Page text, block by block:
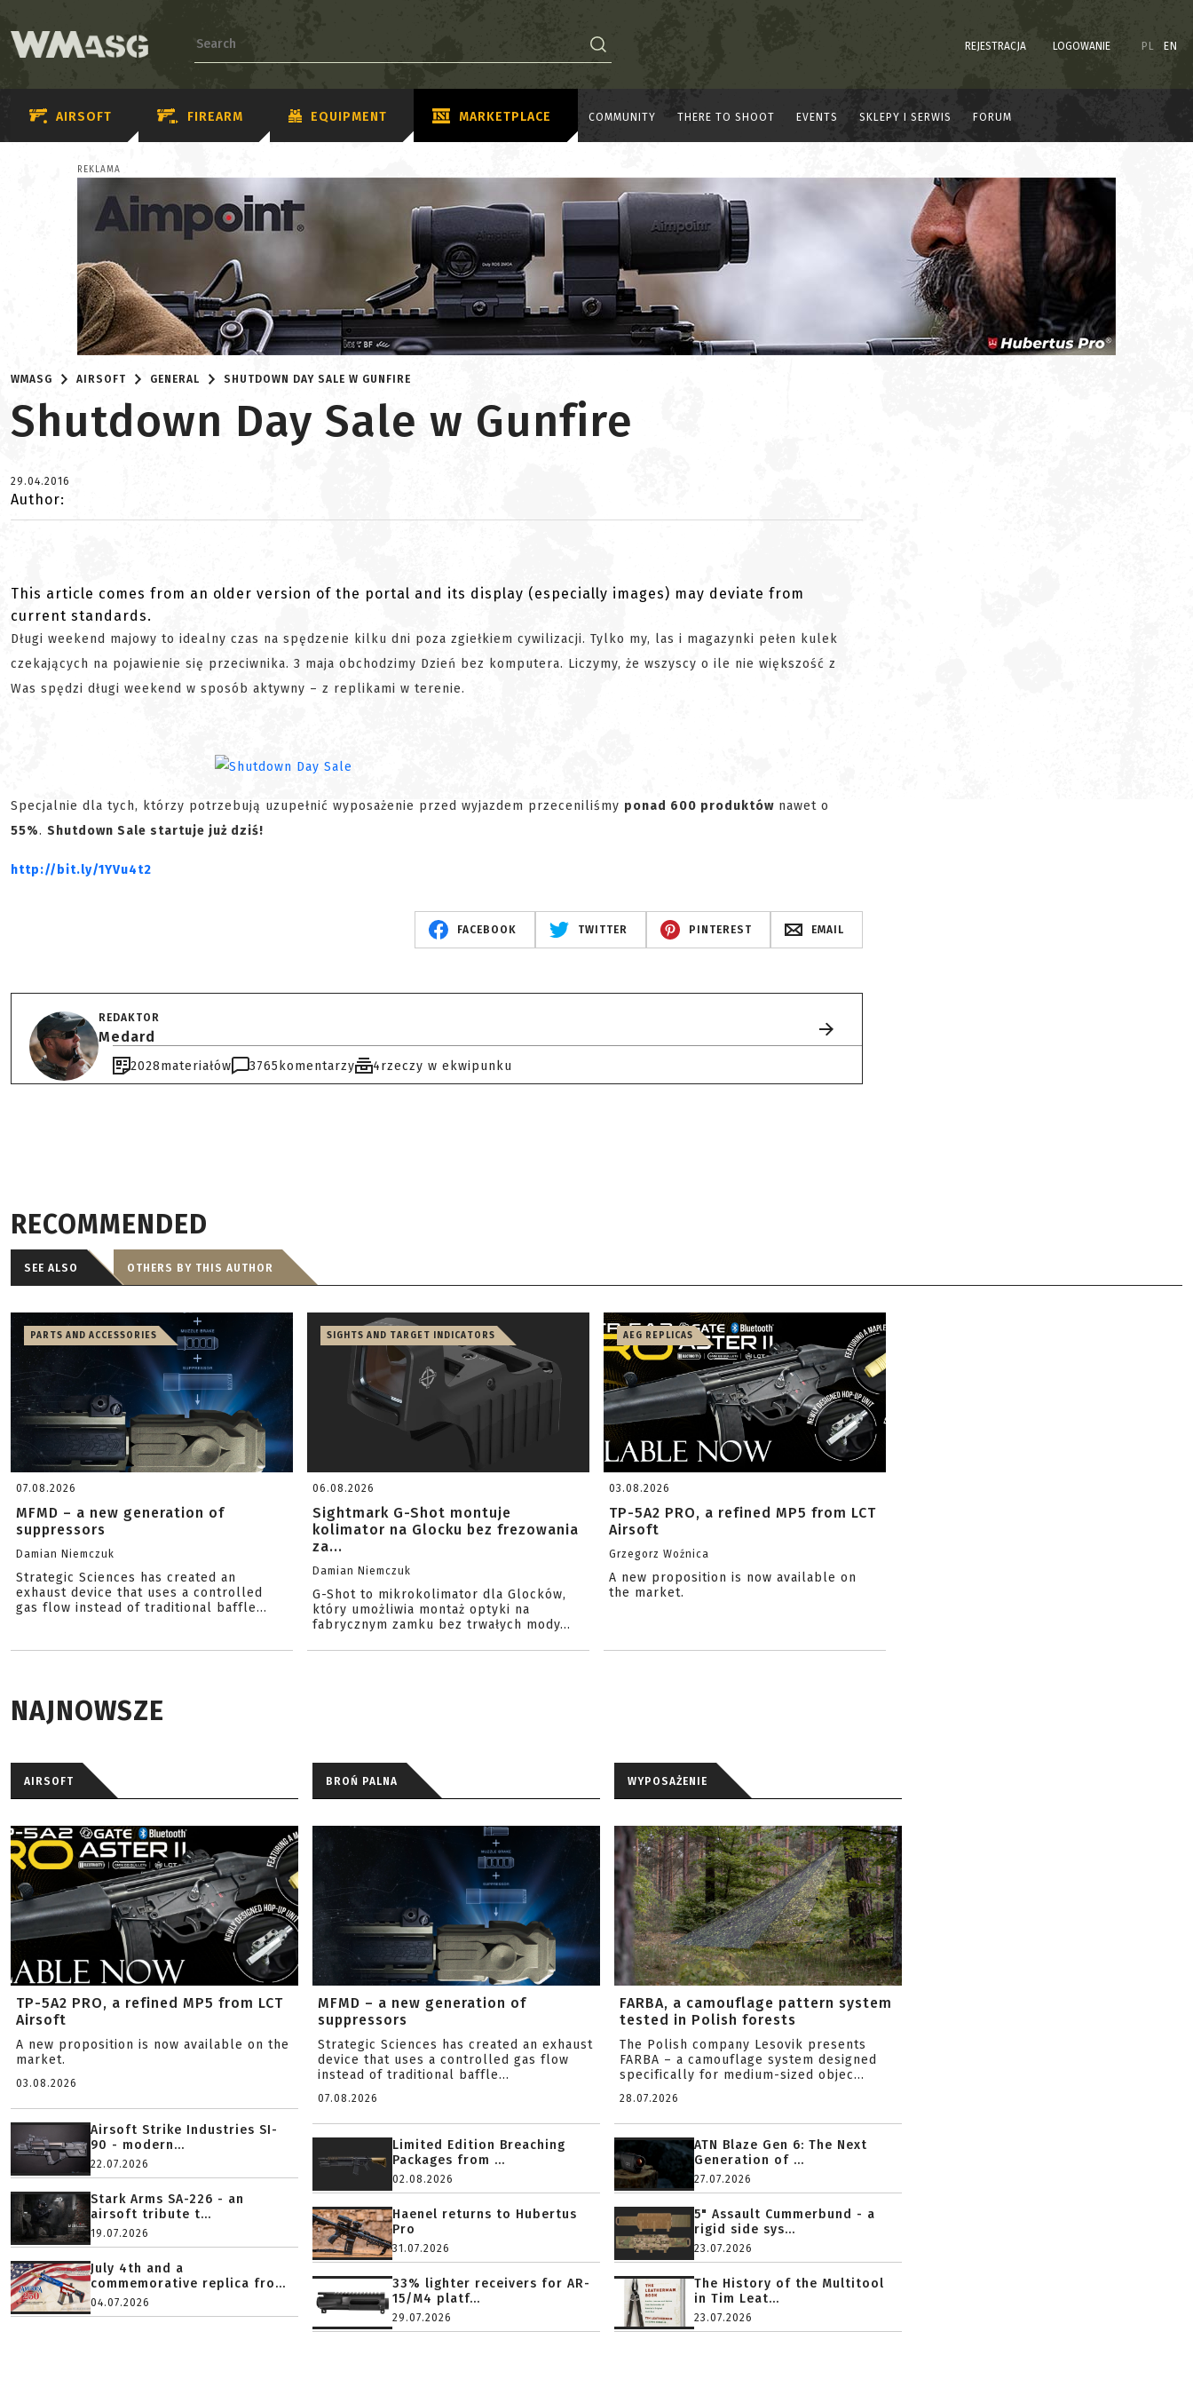
REJESTRACJA LOGOWANIE PL EN
AIRSOFT FIREARM EQUIPMENT MARKETPLACE COMMUNITY THERE TO SHOOT EVENTS SKLEPY I SERWIS FORUM
REKLAMA
WMASG AIRSOFT GENERAL SHUTDOWN DAY SALE W GUNFIRE
Shutdown Day Sale w Gunfire
29.04.2016
Author:
This article comes from an older version of the portal and its display (especially images) may deviate from
current standards.
Długi weekend majowy to idealny czas na spędzenie kilku dni poza zgiełkiem cywilizacji. Tylko my, las i magazynki pełen kulek
czekających na pojawienie się przeciwnika. 3 maja obchodzimy Dzień bez komputera. Liczymy, że wszyscy o ile nie większość z
Was spędzi długi weekend w sposób aktywny – z replikami w terenie.
Specjalnie dla tych, którzy potrzebują uzupełnić wyposażenie przed wyjazdem przeceniliśmy ponad 600 produktów nawet o
55%. Shutdown Sale startuje już dziś!
http://bit.ly/1YVu4t2
FACEBOOK TWITTER PINTEREST EMAIL
REDAKTOR
Medard
2028materiałów 3765 komentarzy 4rzeczy w ekwipunku
RECOMMENDED
SEE ALSO OTHERS BY THIS AUTHOR
PARTS AND ACCESSORIES
07.08.2026
MFMD – a new generation of
suppressors
Damian Niemczuk
Strategic Sciences has created an
exhaust device that uses a controlled
gas flow instead of traditional baffle...
SIGHTS AND TARGET INDICATORS
06.08.2026
Sightmark G-Shot montuje
kolimator na Glocku bez frezowania
za...
Damian Niemczuk
G-Shot to mikrokolimator dla Glocków,
który umożliwia montaż optyki na
fabrycznym zamku bez trwałych mody...
AEG REPLICAS
03.08.2026
TP-5A2 PRO, a refined MP5 from LCT
Airsoft
Grzegorz Woźnica
A new proposition is now available on
the market.
NAJNOWSZE
AIRSOFT
TP-5A2 PRO, a refined MP5 from LCT
Airsoft
A new proposition is now available on the
market.
03.08.2026
Airsoft Strike Industries SI-
90 - modern...
22.07.2026
Stark Arms SA-226 - an
airsoft tribute t...
19.07.2026
July 4th and a
commemorative replica fro...
04.07.2026
BROŃ PALNA
MFMD – a new generation of
suppressors
Strategic Sciences has created an exhaust
device that uses a controlled gas flow
instead of traditional baffle...
07.08.2026
Limited Edition Breaching
Packages from ...
02.08.2026
Haenel returns to Hubertus
Pro
31.07.2026
33% lighter receivers for AR-
15/M4 platf...
29.07.2026
WYPOSAŻENIE
FARBA, a camouflage pattern system
tested in Polish forests
The Polish company Lesovik presents
FARBA – a camouflage system designed
specifically for medium-sized objec...
28.07.2026
ATN Blaze Gen 6: The Next
Generation of ...
27.07.2026
5" Assault Cummerbund - a
rigid side sys...
23.07.2026
The History of the Multitool
in Tim Leat...
23.07.2026